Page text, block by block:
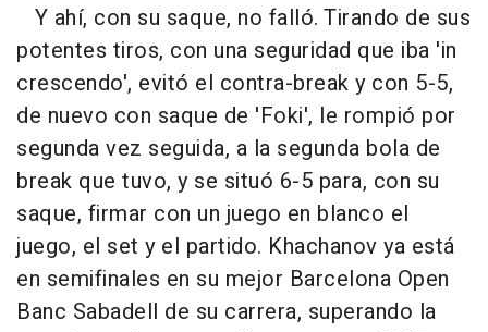
Y ahí, con su saque, no falló. Tirando de sus
potentes tiros, con una seguridad que iba 'in
crescendo', evitó el contra-break y con 5-5,
de nuevo con saque de 'Foki', le rompió por
segunda vez seguida, a la segunda bola de
break que tuvo, y se situó 6-5 para, con su
saque, firmar con un juego en blanco el
juego, el set y el partido. Khachanov ya está
en semifinales en su mejor Barcelona Open
Banc Sabadell de su carrera, superando la